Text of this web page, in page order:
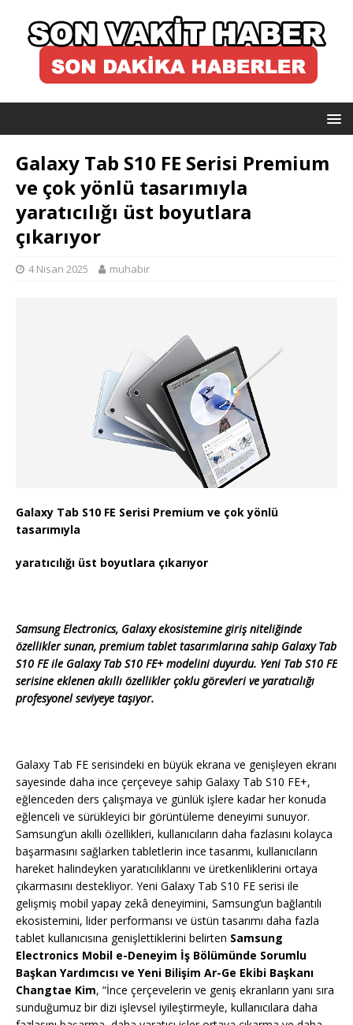
Galaxy Tab S10 FE Serisi Premium
ve çok yönlü tasarımıyla
yaratıcılığı üst boyutlara
çıkarıyor
4 Nisan 2025 muhabir
Galaxy Tab S10 FE Serisi Premium ve çok yönlü
tasarımıyla
yaratıcılığı üst boyutlara çıkarıyor
Samsung Electronics, Galaxy ekosistemine giriş niteliğinde
özellikler sunan, premium tablet tasarımlarına sahip Galaxy Tab
S10 FE ile Galaxy Tab S10 FE+ modelini duyurdu. Yeni Tab S10 FE
serisine eklenen akıllı özellikler çoklu görevleri ve yaratıcılığı
profesyonel seviyeye taşıyor.
Galaxy Tab FE serisindeki en büyük ekrana ve genişleyen ekranı
sayesinde daha ince çerçeveye sahip Galaxy Tab S10 FE+,
eğlenceden ders çalışmaya ve günlük işlere kadar her konuda
eğlenceli ve sürükleyici bir görüntüleme deneyimi sunuyor.
Samsung’un akıllı özellikleri, kullanıcıların daha fazlasını kolayca
başarmasını sağlarken tabletlerin ince tasarımı, kullanıcıların
hareket halindeyken yaratıcılıklarını ve üretkenliklerini ortaya
çıkarmasını destekliyor. Yeni Galaxy Tab S10 FE serisi ile
gelişmiş mobil yapay zekâ deneyimini, Samsung’un bağlantılı
ekosistemini, lider performansı ve üstün tasarımı daha fazla
tablet kullanıcısına genişlettiklerini belirten Samsung
Electronics Mobil e-Deneyim İş Bölümünde Sorumlu
Başkan Yardımcısı ve Yeni Bilişim Ar-Ge Ekibi Başkanı
Changtae Kim, “İnce çerçevelerin ve geniş ekranların yanı sıra
sunduğumuz bir dizi işlevsel iyileştirmeyle, kullanıcılara daha